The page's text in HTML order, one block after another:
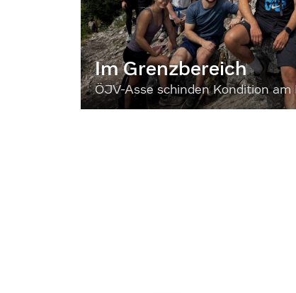
Im Grenzbereich
ÖJV-Asse schinden Kondition am